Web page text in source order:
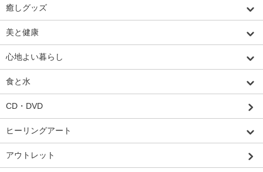
癒しグッズ
美と健康
心地よい暮らし
食と水
CD・DVD
ヒーリングアート
アウトレット